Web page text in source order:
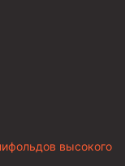
высокого